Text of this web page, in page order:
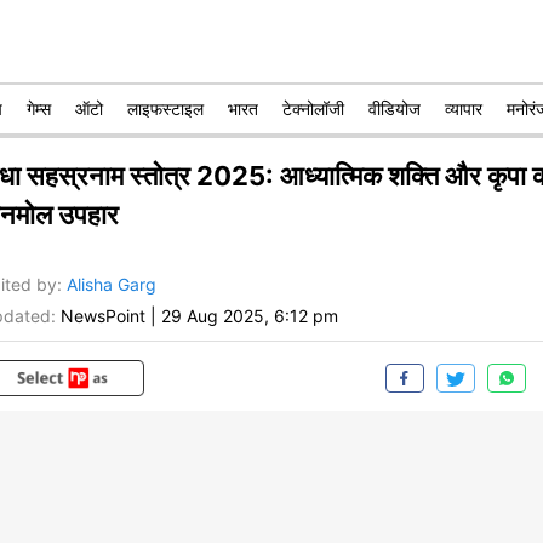
गेम्स ऑटो लाइफस्टाइल भारत टेक्नोलॉजी वीडियोज व्यापार
सहस्रनाम स्तोत्र 2025: आध्यात्मिक शक्ति और कृपा
उपहार
by: Alisha Garg
NewsPoint 29 Aug 2025, 6:12 pm